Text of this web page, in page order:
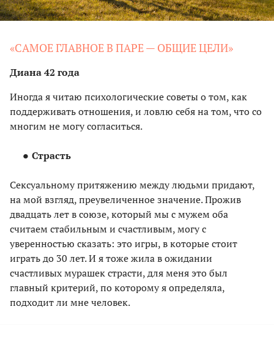
«САМОЕ ГЛАВНОЕ В ПАРЕ — ОБЩИЕ ЦЕЛИ»
Диана 42 года
Иногда я читаю психологические советы о том, как
поддерживать отношения, и ловлю себя на том, что со
многим не могу согласиться.
Страсть
Сексуальному притяжению между людьми придают,
на мой взгляд, преувеличенное значение. Прожив
двадцать лет в союзе, который мы c мужем оба
считаем стабильным и счастливым, могу с
уверенностью сказать: это игры, в которые стоит
играть до 30 лет. И я тоже жила в ожидании
счастливых мурашек страсти, для меня это был
главный критерий, по которому я определяла,
подходит ли мне человек.